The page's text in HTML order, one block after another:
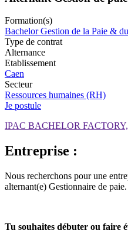
Formation(s)
Bachelor Gestion de la Paie &
Type de contrat
Alternance
Etablissement
Caen
Secteur
Ressources humaines (RH)
Je postule
IPAC BACHELOR FACTORY,
Entreprise :
Nous recherchons pour une
alternant(e) Gestionnaire de paie.
Tu souhaites débuter ou faire